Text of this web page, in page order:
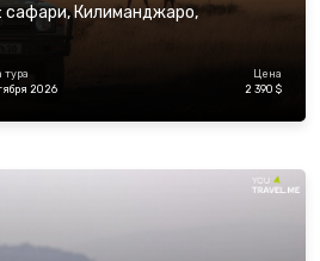
сафари, Килиманджаро,
тура
2026
Цена
2 390 $